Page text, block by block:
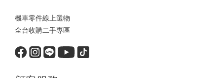
機車零件線上選物
全台收購二手專區